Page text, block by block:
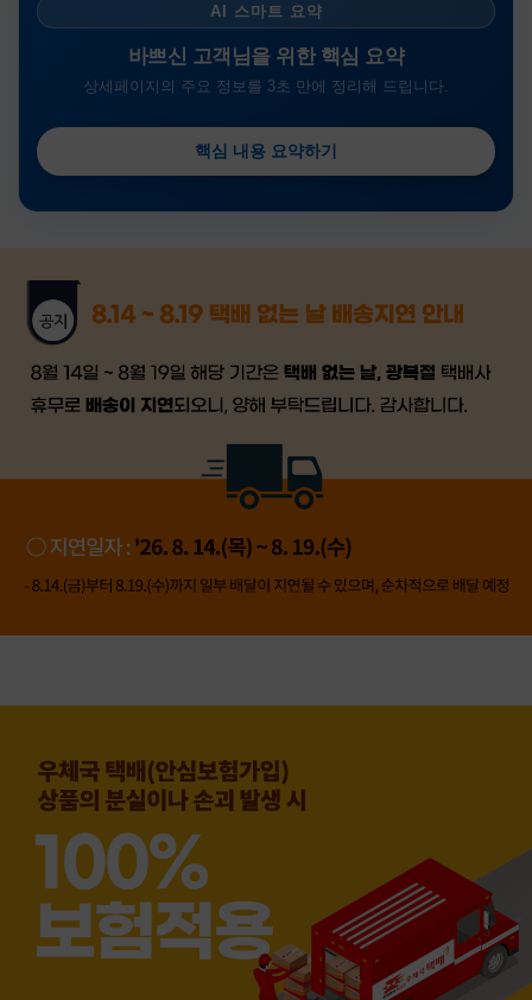
AI 스마트 요약
바쁘신 고객님을 위한 핵심 요약
상세페이지의 주요 정보를 3초 만에 정리해 드립니다.
핵심 내용 요약하기
배송